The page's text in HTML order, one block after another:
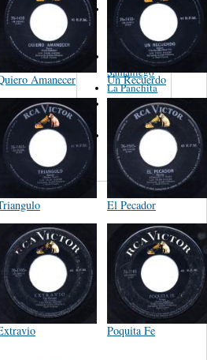
Amanecer Un Recuerdo
El Pecador
Poquita Fe
Los
Guaracheros
De Oriente
Enrique
Samaniego
La Panchita
Galvez
Las
Rancheritas